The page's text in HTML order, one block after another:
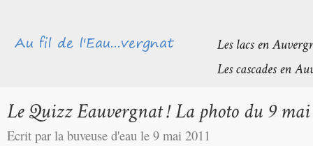
Ecrit par la buveuse d'eau le 9 mai 2011